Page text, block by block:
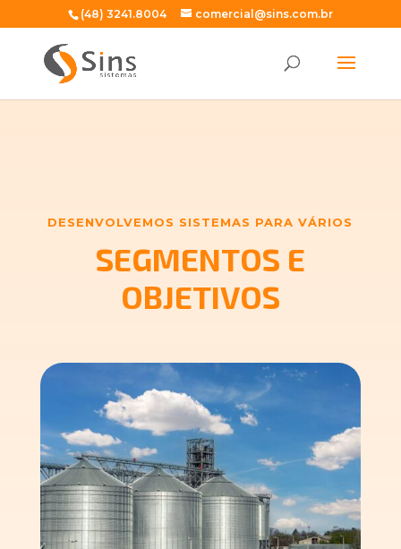
(48) 3241.8004 comercial@sins.com.br
DESENVOLVEMOS SISTEMAS PARA VÁRIOS
SEGMENTOS E
OBJETIVOS